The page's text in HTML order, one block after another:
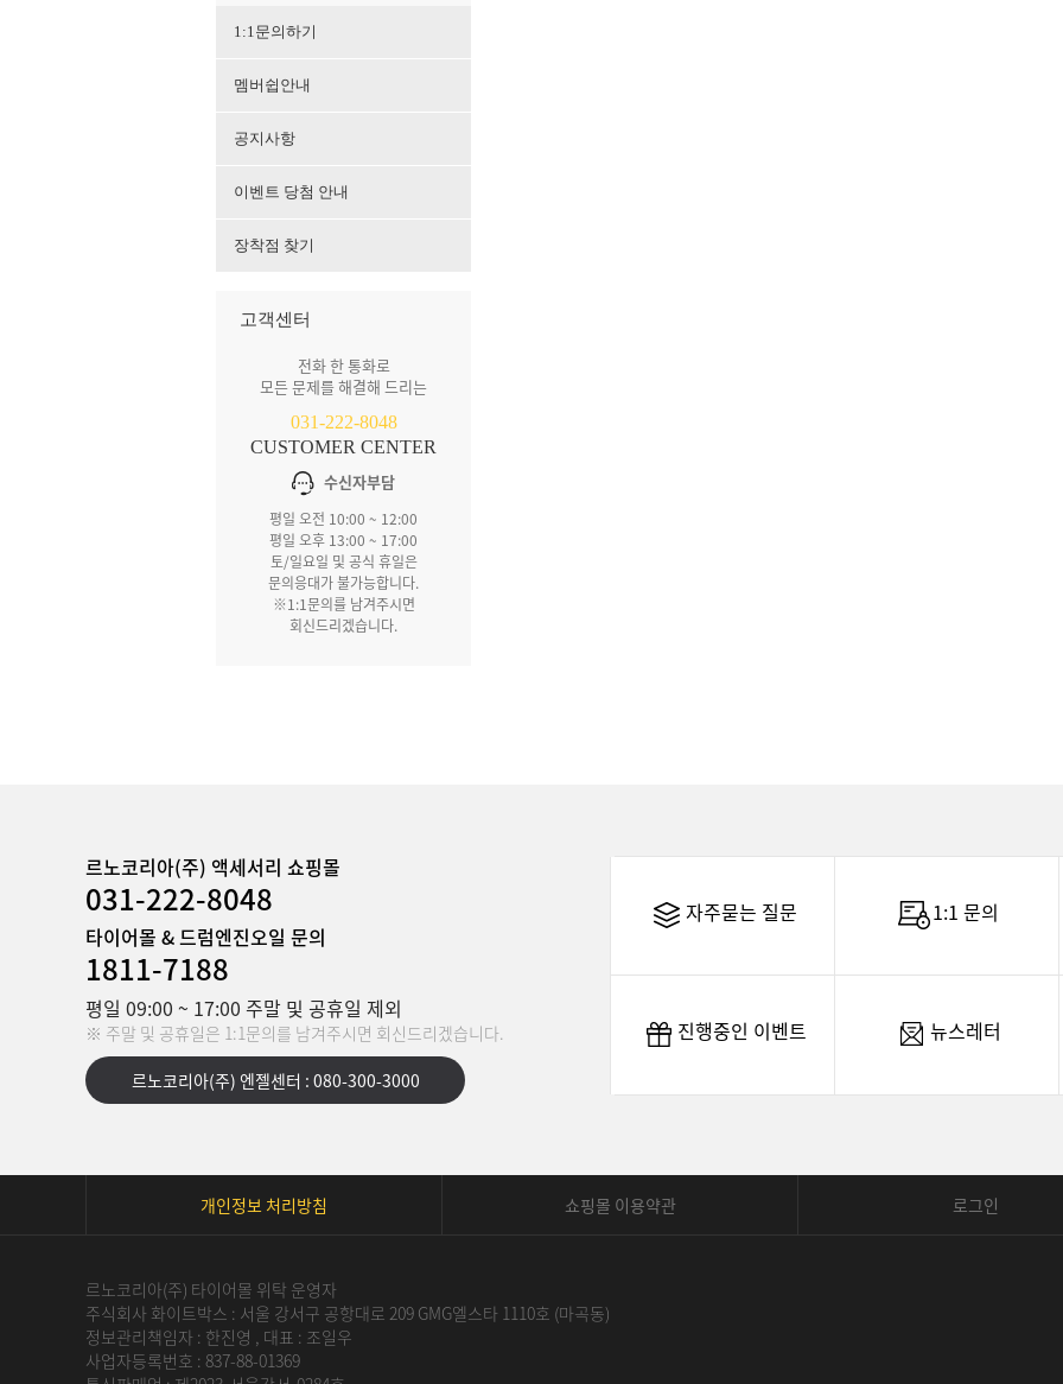
1:1문의하기
멤버쉽안내
공지사항
이벤트 당첨 안내
장착점 찾기
고객센터
전화 한 통화로
모든 문제를 해결해 드리는
031-222-8048
CUSTOMER CENTER
수신자부담
평일 오전 10:00 ~ 12:00
평일 오후 13:00 ~ 17:00
토/일요일 및 공식 휴일은
문의응대가 불가능합니다.
※1:1문의를 남겨주시면
회신드리겠습니다.
르노코리아(주) 액세서리 쇼핑몰
031-222-8048
타이어몰 & 드럼엔진오일 문의
1811-7188
평일 09:00 ~ 17:00 주말 및 공휴일 제외
※ 주말 및 공휴일은 1:1문의를 남겨주시면 회신드리겠습니다.
르노코리아(주) 엔젤센터 : 080-300-3000
자주묻는 질문 1:1 문의
진행중인 이벤트 뉴스레터
개인정보 처리방침 쇼핑몰 이용약관 로그인
르노코리아(주) 타이어몰 위탁 운영자
주식회사 화이트박스 : 서울 강서구 공항대로 209 GMG엘스타 1110호 (마곡동)
정보관리책임자 : 한진영 , 대표 : 조일우
사업자등록번호 : 837-88-01369